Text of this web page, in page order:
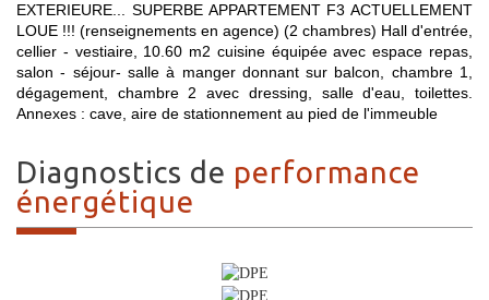
EXTERIEURE... SUPERBE APPARTEMENT F3 ACTUELLEMENT
LOUE !!! (renseignements en agence) (2 chambres) Hall d'entrée,
cellier - vestiaire, 10.60 m2 cuisine équipée avec espace repas,
salon - séjour- salle à manger donnant sur balcon, chambre 1,
dégagement, chambre 2 avec dressing, salle d'eau, toilettes.
Annexes : cave, aire de stationnement au pied de l'immeuble
diagnostics de performance
énergétique